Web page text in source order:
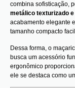
combina sofisticação,
metálico texturizado
acabamento elegante
tamanho compacto
Dessa forma, o
busca um acessório
ergonômico
ele se destaca como